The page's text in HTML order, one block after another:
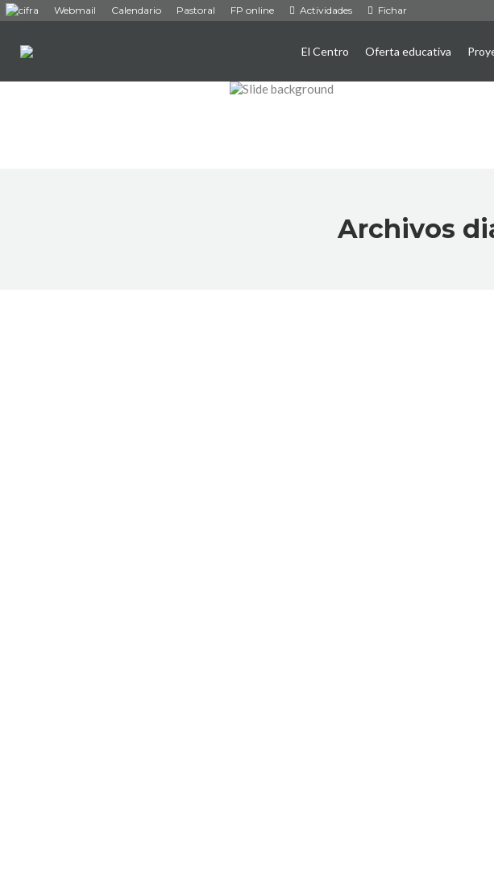
Webmail Calendario Pastoral FP online Actividades Fichar
El Centro Oferta educativa
Archivos